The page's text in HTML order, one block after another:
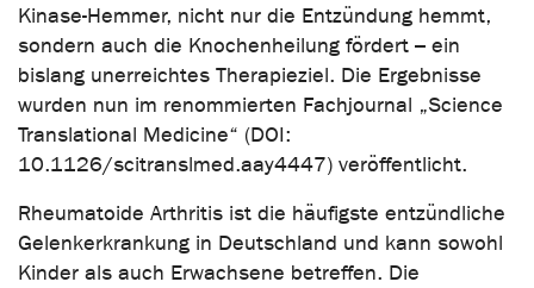
Kinase-Hemmer, nicht nur die Entzündung hemmt,
sondern auch die Knochenheilung fördert – ein
bislang unerreichtes Therapieziel. Die Ergebnisse
wurden nun im renommierten Fachjournal „Science
Translational Medicine“ (DOI:
10.1126/scitranslmed.aay4447) veröffentlicht.
Rheumatoide Arthritis ist die häufigste entzündliche
Gelenkerkrankung in Deutschland und kann sowohl
Kinder als auch Erwachsene betreffen. Die